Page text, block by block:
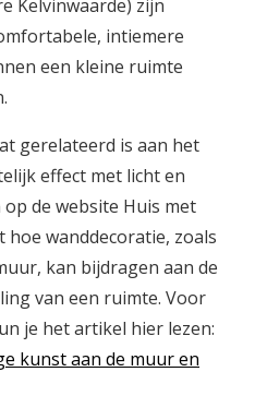
Kelvinwaarde) zijn
intiemere
een kleine ruimte
gerelateerd is aan het
effect met licht en
de website Huis met
wanddecoratie, zoals
kan bijdragen aan de
van een ruimte. Voor
je het artikel hier lezen:
kunst aan de muur en